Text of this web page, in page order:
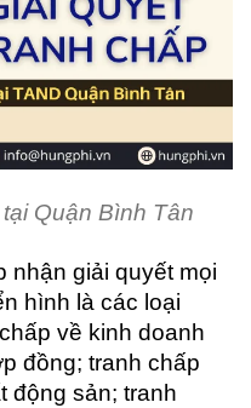
Quận Bình Tân
nhận giải quyết mọi
hình là các loại
về kinh doanh
đồng; tranh chấp
động sản; tranh